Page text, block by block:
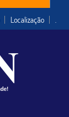
Localização